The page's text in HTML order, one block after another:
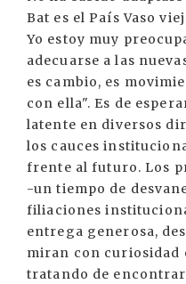
Bat es el País Vaso
Yo estoy muy
adecuarse a las
es cambio, es
con ella". Es de
latente en diversos
los cauces
frente al futuro. Los
-un tiempo de
filiaciones
entrega generosa,
miran con curiosidad
tratando de